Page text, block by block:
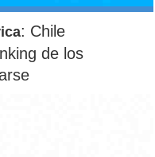
: Chile
de los